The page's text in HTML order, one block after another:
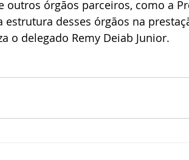
outros órgãos parceiros, como a
desses órgãos na
o delegado Remy Deiab Junior.